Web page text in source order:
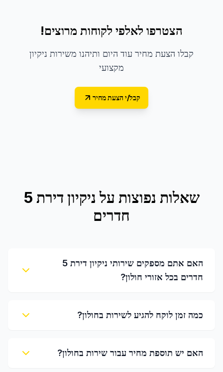
הצטרפו לאלפי לקוחות מרוצים!
קבלו הצעת מחיר עוד היום ותיהנו משירות ניקיון
מקצועי
קבל/י הצעת מחיר
שאלות נפוצות על
ניקיון דירת 5
חדרים
האם אתם מספקים שירותי ניקיון דירת 5
חדרים בכל אזורי חולון?
כמה זמן לוקח להגיע לשירות בחולון?
האם יש תוספת מחיר עבור שירות בחולון?